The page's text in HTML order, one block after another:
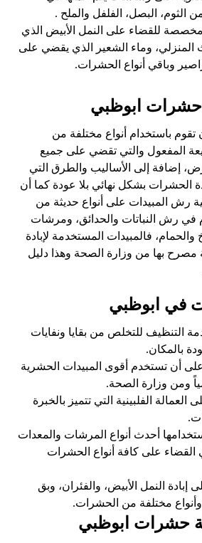
الثوم، البصل، الفلفل والملح .
للقضاء على النمل الأبيض الذي
المنزلي، وماء الشعير الذي يقضي على
وباقي أنواع الحشرات.
ابوظبي
باستخدام أنواع مختلفة من
المفعول والتي تقضي على جميع
إضافة إلى الأساليب والطرق التي
الحشرات بشكل نهائي بلا عودة كما أن
رش المبيدات على أنواع حديثة من
في رش النباتات والحدائق، ومرشات
فالمبيدات المستخدمة لإبادة
مصرح بها من وزارة الصحة وهذا دليل
في ابوظبي
التنظيف للتخلص من بقايا ونفايات
بالمكان.
أن تستخدم أقوى المبيدات الحشرية
ومن وزارة الصحة.
الفلبينية التي تتميز بالخبرة
أحدث أنواع المرشات والمعدات
القضاء على كافة أنواع الحشرات
النمل الأبيض، والفئران، وبق
وأنواع مختلفة من الحشرات.
حشرات ابوظبي